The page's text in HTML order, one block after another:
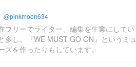
@pinkmoon634
フリーでライター、編集を生業にして
多し。『WE MUST GO ON』というミ
ズを作ったりもしています。